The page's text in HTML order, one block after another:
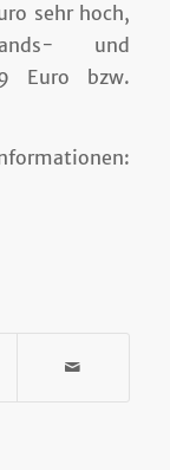
sehr hoch,
und
Euro bzw.